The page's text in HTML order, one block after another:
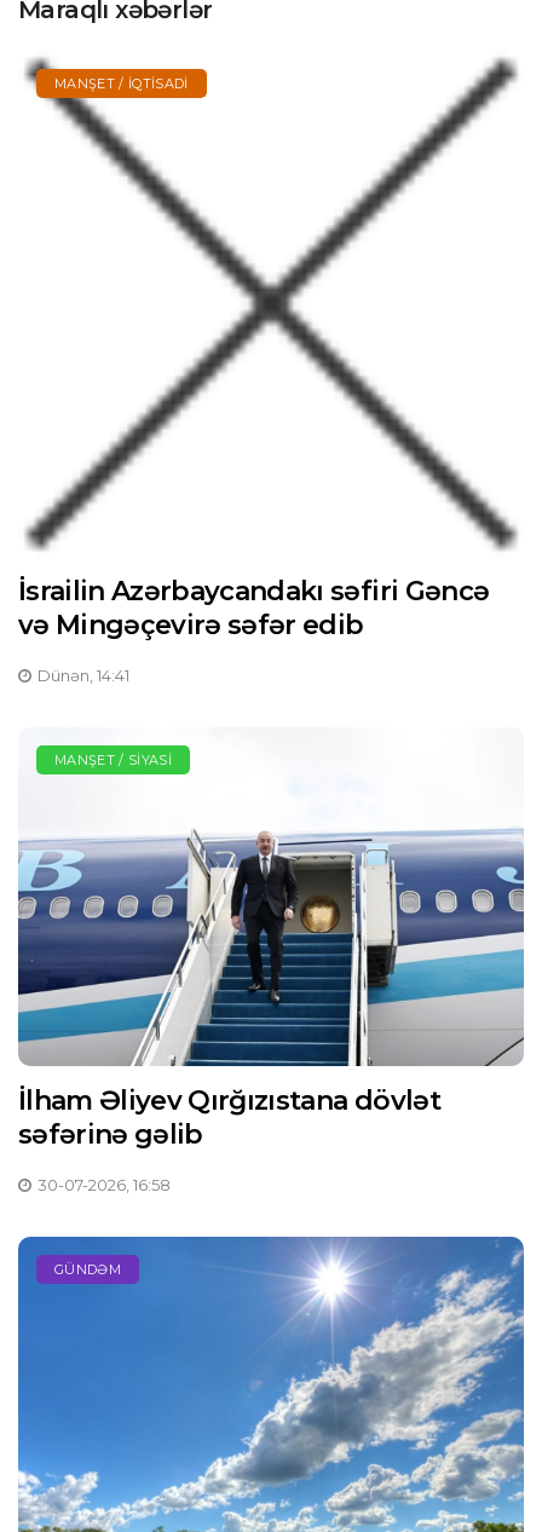
Maraqlı xəbərlər
MANŞET / İQTISADI
İsrailin Azərbaycandakı səfiri Gəncə
və Mingəçevirə səfər edib
Dünən, 14:41
MANŞET / SIYASI
İlham Əliyev Qırğızıstana dövlət
səfərinə gəlib
30-07-2026, 16:58
GÜNDƏM